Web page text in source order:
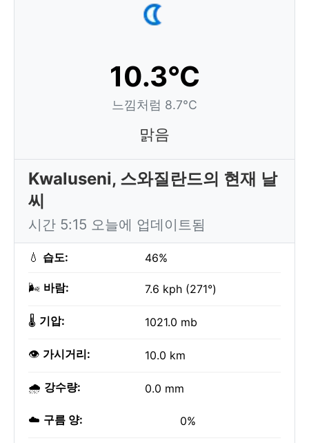
10.3°C
느낌처럼 8.7°C
맑음
Kwaluseni, 스와질란드의 현재 날
씨
시간 5:15 오늘에 업데이트됨
💧 습도: 46%
🌬️ 바람: 7.6 kph (271°)
🌡️ 기압: 1021.0 mb
👁️ 가시거리: 10.0 km
🌧️ 강수량: 0.0 mm
☁️ 구름 양: 0%